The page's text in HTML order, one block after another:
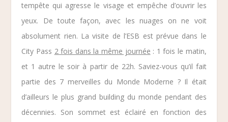
tempête qui agresse le visage et empêche d’ouvrir les
yeux. De toute façon, avec les nuages on ne voit
absolument rien. La visite de l’ESB est prévue dans le
City Pass 2 fois dans la même journée : 1 fois le matin,
et 1 autre le soir à partir de 22h. Saviez-vous qu’il fait
partie des 7 merveilles du Monde Moderne ? Il était
d’ailleurs le plus grand building du monde pendant des
décennies. Son sommet est éclairé en fonction des